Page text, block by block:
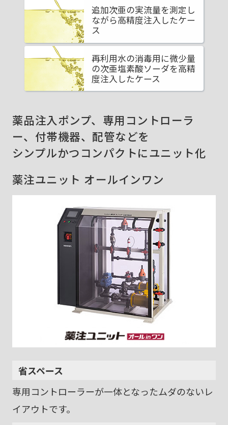
追加次亜の実流量を測定し
ながら高精度注入したケー
ス
再利用水の消毒用に微少量
の次亜塩素酸ソーダを高精
度注入したケース
薬品注入ポンプ、専用コントローラ
ー、付帯機器、配管などを
シンプルかつコンパクトにユニット化
薬注ユニット オールインワン
省スペース
専用コントローラーが一体となったムダのないレ
イアウトです。